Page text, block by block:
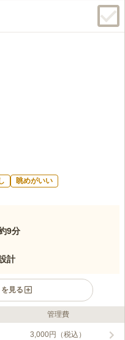
眺めがいい
9分
計
見る
宗豊山派のお寺「弘福寺」にあ
管理費
3,000円（税込）